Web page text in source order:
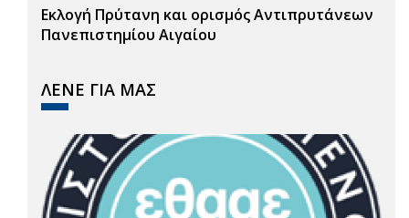
Εκλογή Πρύτανη και ορισμός Αντιπρυτάνεων
Πανεπιστημίου Αιγαίου
ΛΕΝΕ ΓΙΑ ΜΑΣ